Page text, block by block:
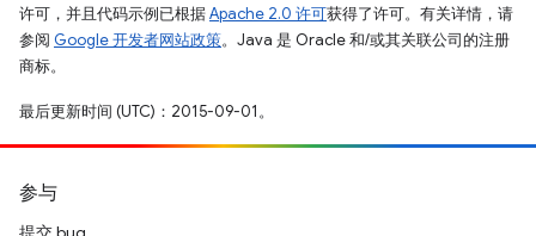
许可，并且代码示例已根据Apache 2.0 许可获得了许可。有关详情，请
参阅 Google 开发者网站政策。Java 是 Oracle 和/或其关联公司的注册
商标。
最后更新时间 (UTC)：2015-09-01。
参与